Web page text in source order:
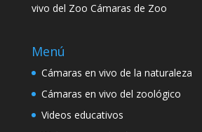
vivo del Zoo Cámaras de Zoo
Menú
Cámaras en vivo de la naturaleza
Cámaras en vivo del zoológico
Videos educativos